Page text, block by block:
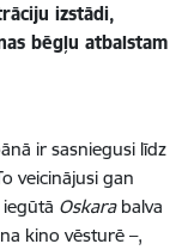
izstādi,
bēgļu atbalstam
ir sasniegusi līdz
veicinājusi gan
Oskarabalva
kino vēsturē –,